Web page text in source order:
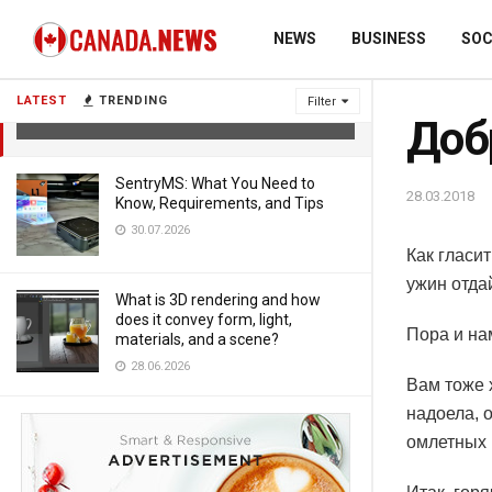
LATEST TRENDING Filter
SentryMS: What You Need to
Know, Requirements, and Tips
30.07.2026
What is 3D rendering and how
does it convey form, light,
materials, and a scene?
28.06.2026
NEWS BUSINESS
28.03.2018
Как
ужин
Пора и
Вам тоже
надоела,
омлетных